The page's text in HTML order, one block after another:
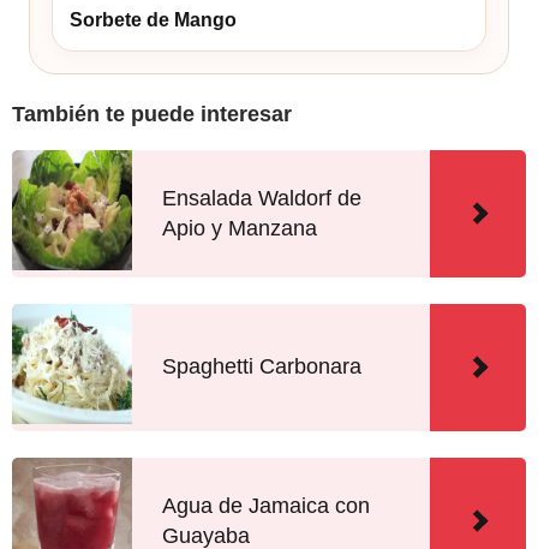
Sorbete de Mango
También te puede interesar
Ensalada Waldorf de
Apio y Manzana
Spaghetti Carbonara
Agua de Jamaica con
Guayaba